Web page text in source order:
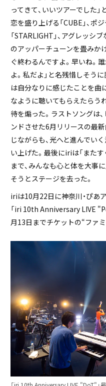
ってきて、いいツアーでした
恋を盛り上げる「CUBE」、ポ
「STARLIGHT」、アグレッシ
のアッパーチューンを畳みか
ぐ終わるんですよ。早いね。
よ。私だよ」と名残惜しそう
は自分なりに感じたことを曲
なように聴いてもらえたらう
待を煽った。ラストソングは
ンドさせた6月リリースの最
じながらも、光へと進んでい
い上げた。最後にiriは「また
まで、みんなも心と体を大事
そうとステージを去った。
iriは10月22日に神奈川・ぴあ
「iri 10th Anniversary LIVE
月13日までチケットの“ファ